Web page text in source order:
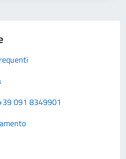
091 8349901